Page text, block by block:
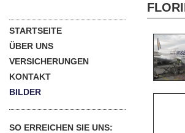
STARTSEITE
ÜBER UNS
VERSICHERUNGEN
KONTAKT
BILDER
SO ERREICHEN SIE UNS: